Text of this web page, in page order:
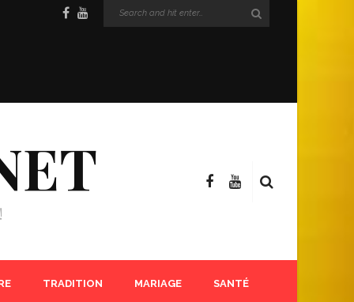
TRADITION MARIAGE SANTÉ